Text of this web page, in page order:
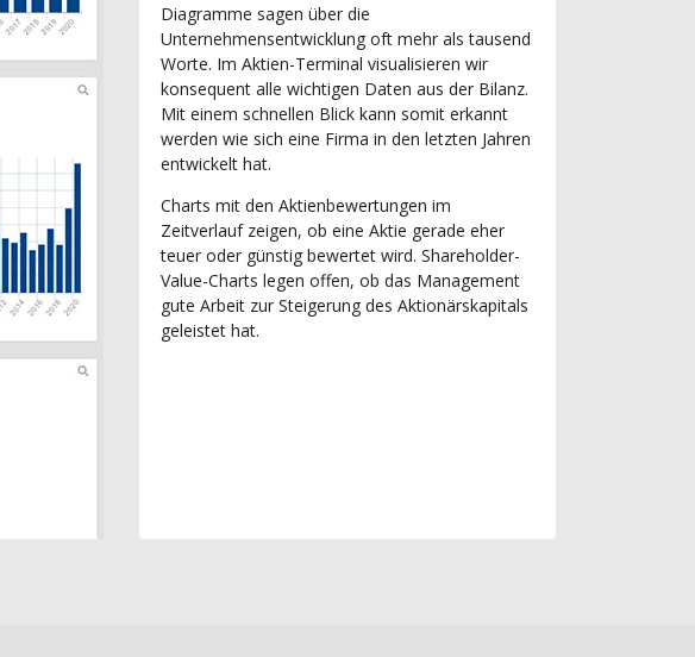
Diagramme sagen über die
Unternehmensentwicklung oft mehr als tausend
Worte. Im Aktien-Terminal visualisieren wir
konsequent alle wichtigen Daten aus der Bilanz.
Mit einem schnellen Blick kann somit erkannt
werden wie sich eine Firma in den letzten Jahren
entwickelt hat.
Charts mit den Aktienbewertungen im
Zeitverlauf zeigen, ob eine Aktie gerade eher
teuer oder günstig bewertet wird. Shareholder-
Value-Charts legen offen, ob das Management
gute Arbeit zur Steigerung des Aktionärskapitals
geleistet hat.